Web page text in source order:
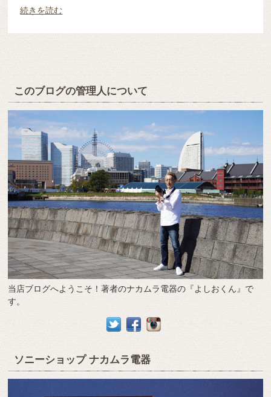
続きを読む
このブログの管理人について
当店ブログへようこそ！著者のナカムラ電器の『よしおくん』で
す。
ソニーショップ ナカムラ電器